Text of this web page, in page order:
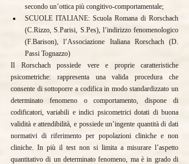
secondo un’ottica più congitivo-comportamentale;
SCUOLE ITALIANE: Scuola Romana di Rorschach
(C.Rizzo, S.Parisi, S.Pes), l’indirizzo fenomenologico
(F.Barison), l’Associazione Italiana Rorschach (D.
Passi Tognazzo)
Il Rorschach possiede vere e proprie caratteristiche
psicometriche: rappresenta una valida procedura che
consente di sottoporre a codifica in modo standardizzato un
determinato fenomeno o comportamento, dispone di
codificatori, variabili e indici psicometrici dotati di buona
validità e attendibilità, e possiede un’ingente quantità di dati
normativi di riferimento per popolazioni cliniche e non
cliniche. In più il test non si limita a misurare l’aspetto
quantitativo di un determinato fenomeno, ma è in grado di